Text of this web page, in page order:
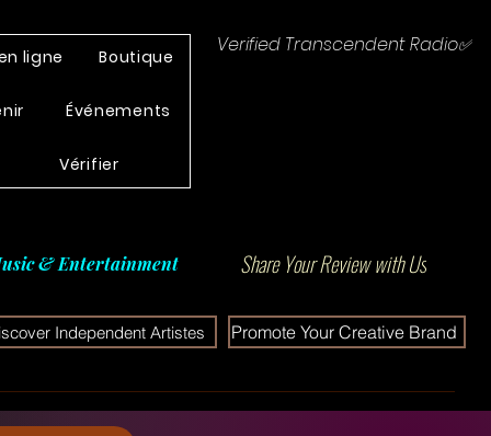
ligne Boutique
Événements
Vérifier
Verified Transcendent Radio✅
& Entertainment Share Your Review with Us
Independent Artistes Promote Your Creative Brand